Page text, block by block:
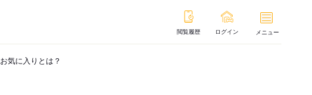
閲覧履歴 ログイン メニュー
お気に入りとは？